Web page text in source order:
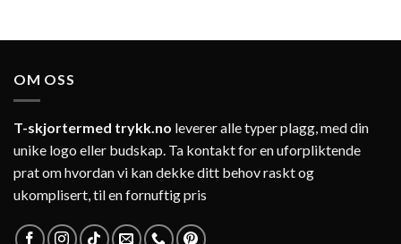
OM OSS
T-skjortermed trykk.no leverer alle typer plagg, med din
unike logo eller budskap. Ta kontakt for en uforpliktende
prat om hvordan vi kan dekke ditt behov raskt og
ukomplisert, til en fornuftig pris